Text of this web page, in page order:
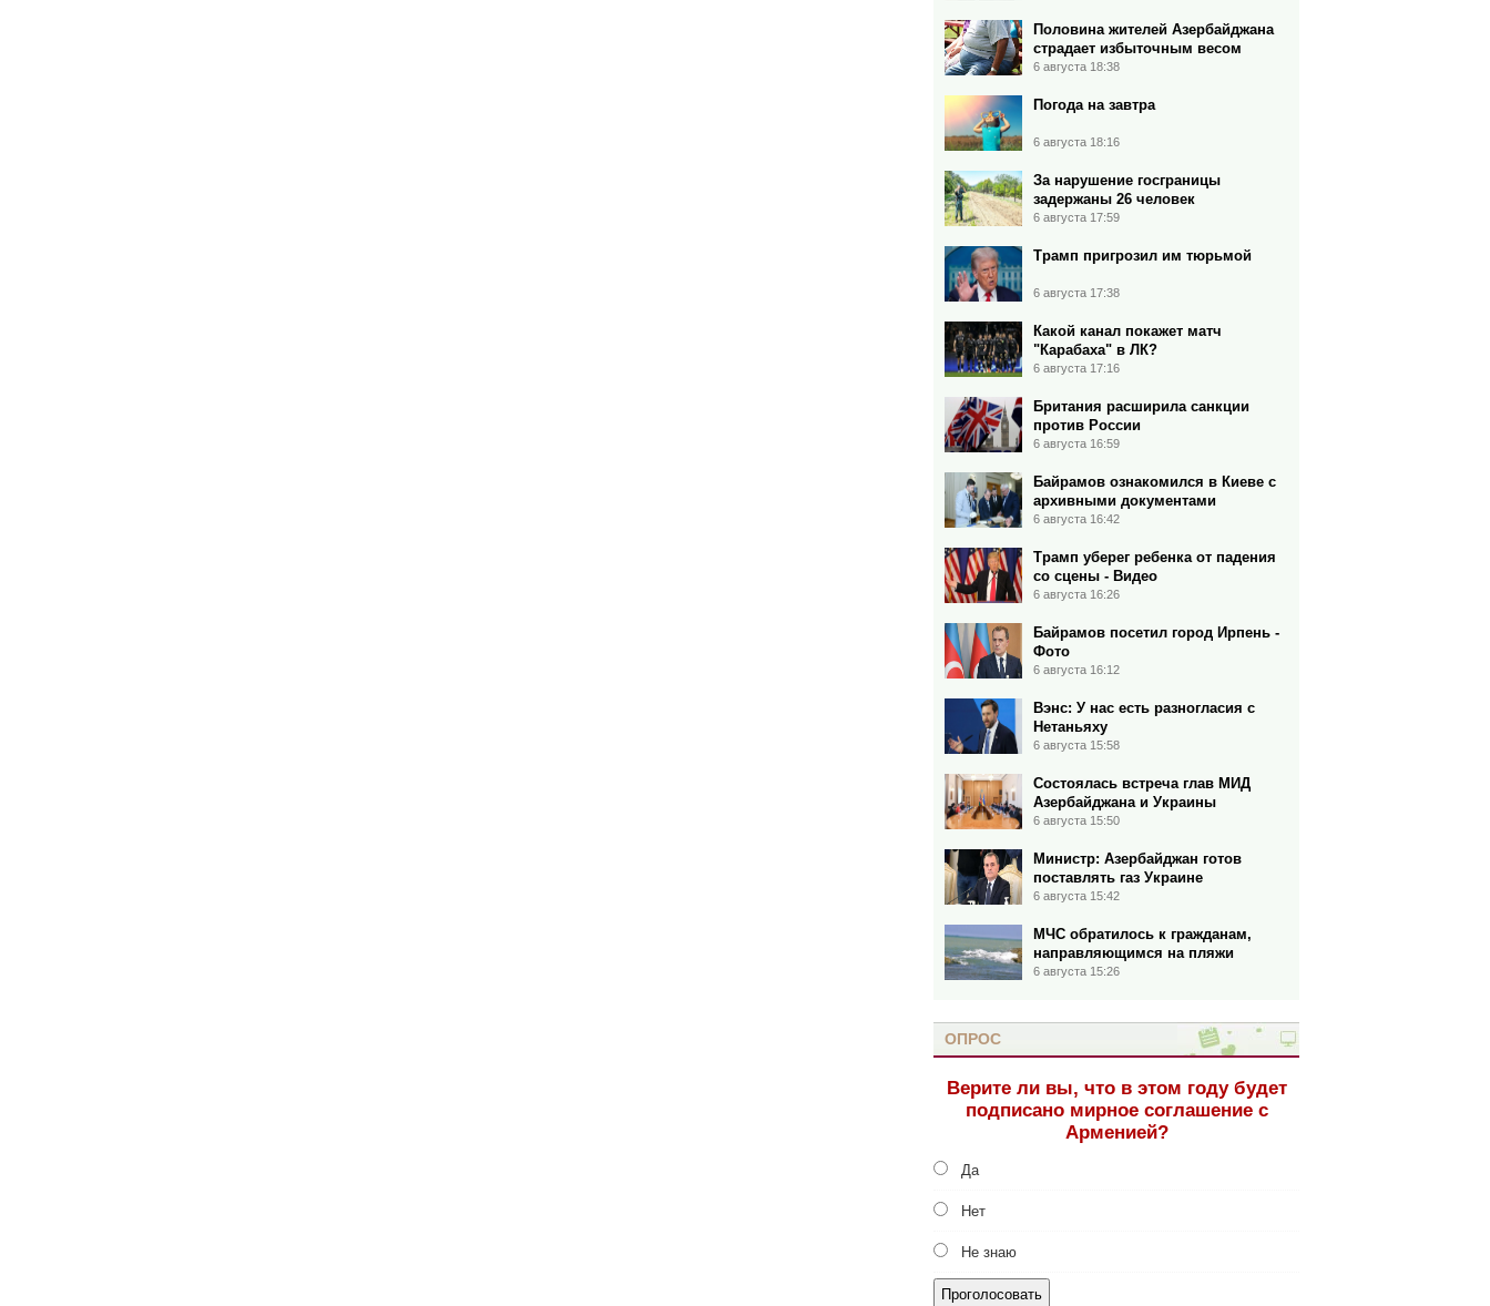
Половина жителей Азербайджана
страдает избыточным весом
6 августа 18:38
Погода на завтра
6 августа 18:16
За нарушение госграницы
задержаны 26 человек
6 августа 17:59
Трамп пригрозил им тюрьмой
6 августа 17:38
Какой канал покажет матч
"Карабаха" в ЛК?
6 августа 17:16
Британия расширила санкции
против России
6 августа 16:59
Байрамов ознакомился в Киеве с
архивными документами
6 августа 16:42
Трамп уберег ребенка от падения
со сцены - Видео
6 августа 16:26
Байрамов посетил город Ирпень -
Фото
6 августа 16:12
Вэнс: У нас есть разногласия с
Нетаньяху
6 августа 15:58
Состоялась встреча глав МИД
Азербайджана и Украины
6 августа 15:50
Министр: Азербайджан готов
поставлять газ Украине
6 августа 15:42
МЧС обратилось к гражданам,
направляющимся на пляжи
6 августа 15:26
ОПРОС
Верите ли вы, что в этом году будет
подписано мирное соглашение с
Арменией?
Да
Нет
Не знаю